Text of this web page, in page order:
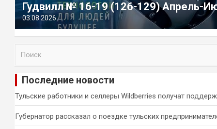
Гудвилл № 16-19 (126-129) Апрель-
03.08.2026
и
Последние новости
Тульские работники и селлеры Wildberries получат
Губернатор рассказал о поездке тульских